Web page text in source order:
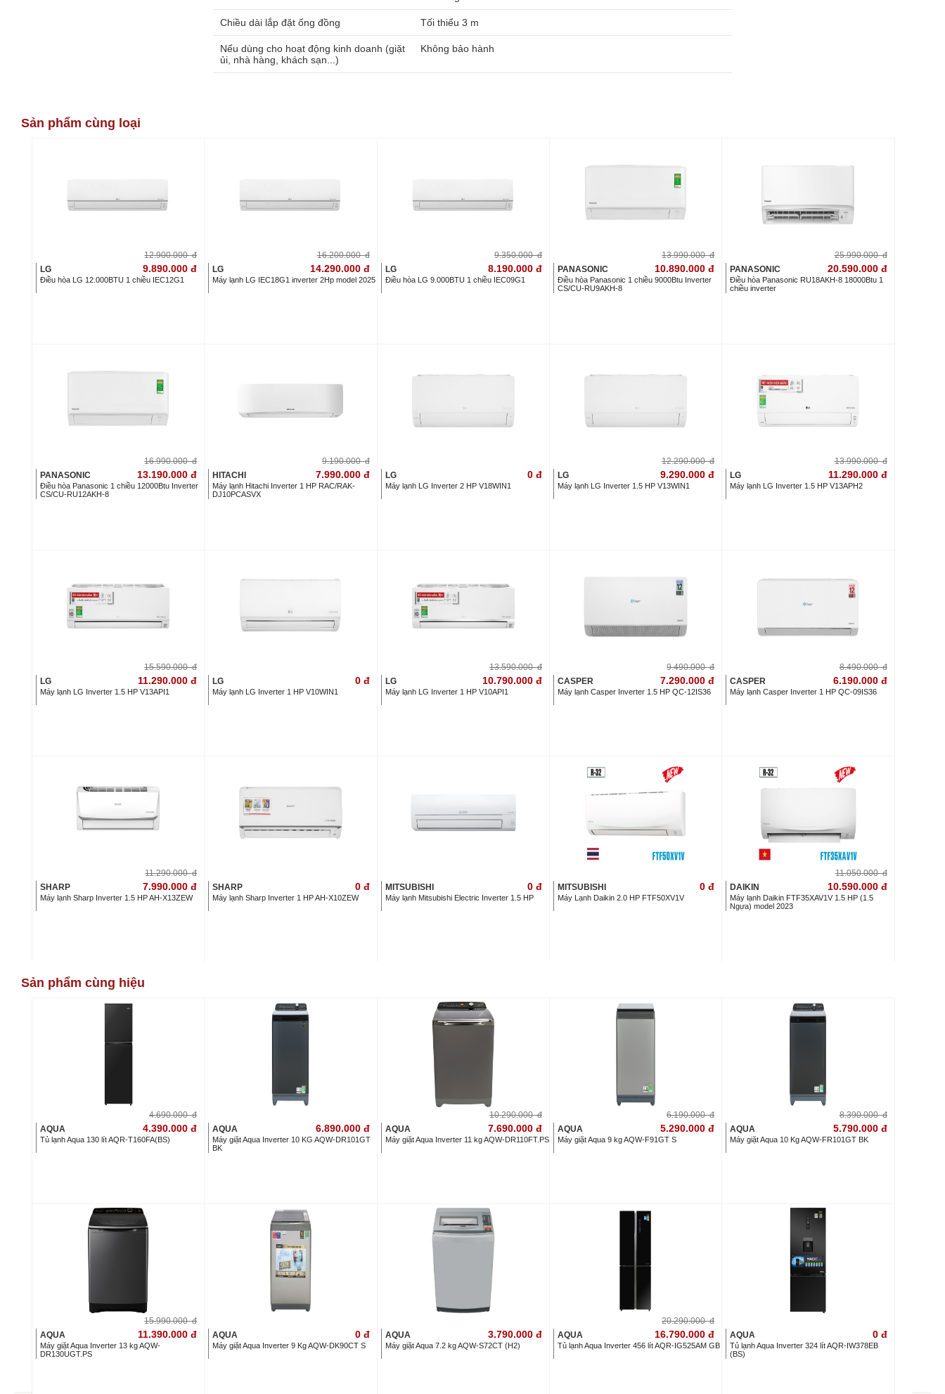
Chiều dài lắp đặt ống đồng Tối thiểu 3 m
Nếu dùng cho hoạt động kinh doanh (giặt
ủi, nhà hàng, khách sạn...)
Không bảo hành
Sản phẩm cùng loại
12.900.000 đ
LG
9.890.000 đ
Điều hòa LG 12.000BTU 1 chiều IEC12G1
16.200.000 đ
LG
14.290.000 đ
Máy lạnh LG IEC18G1 inverter 2Hp model 2025
9.350.000 đ
LG
8.190.000 đ
Điều hòa LG 9.000BTU 1 chiều IEC09G1
13.990.000 đ
PANASONIC
10.890.000 đ
Điều hòa Panasonic 1 chiều 9000Btu Inverter
CS/CU-RU9AKH-8
25.990.000 đ
PANASONIC
20.590.000 đ
Điều hòa Panasonic RU18AKH-8 18000Btu 1
chiều inverter
16.990.000 đ
PANASONIC
13.190.000 đ
Điều hòa Panasonic 1 chiều 12000Btu Inverter
CS/CU-RU12AKH-8
9.190.000 đ
HITACHI
7.990.000 đ
Máy lạnh Hitachi Inverter 1 HP RAC/RAK-
DJ10PCASVX
LG 0 đ
Máy lạnh LG Inverter 2 HP V18WIN1
12.290.000 đ
LG
9.290.000 đ
Máy lạnh LG Inverter 1.5 HP V13WIN1
13.990.000 đ
LG
11.290.000 đ
Máy lạnh LG Inverter 1.5 HP V13APH2
15.590.000 đ
LG
11.290.000 đ
Máy lạnh LG Inverter 1.5 HP V13API1
LG 0 đ
Máy lạnh LG Inverter 1 HP V10WIN1
13.590.000 đ
LG
10.790.000 đ
Máy lạnh LG Inverter 1 HP V10API1
9.490.000 đ
CASPER
7.290.000 đ
Máy lạnh Casper Inverter 1.5 HP QC-12IS36
8.490.000 đ
CASPER
6.190.000 đ
Máy lạnh Casper Inverter 1 HP QC-09IS36
11.290.000 đ
SHARP
7.990.000 đ
Máy lạnh Sharp Inverter 1.5 HP AH-X13ZEW
SHARP 0 đ
Máy lạnh Sharp Inverter 1 HP AH-X10ZEW
MITSUBISHI 0 đ
Máy lạnh Mitsubishi Electric Inverter 1.5 HP
MITSUBISHI 0 đ
Máy Lạnh Daikin 2.0 HP FTF50XV1V
11.050.000 đ
DAIKIN
10.590.000 đ
Máy lạnh Daikin FTF35XAV1V 1.5 HP (1.5
Ngựa) model 2023
Sản phẩm cùng hiệu
4.690.000 đ
AQUA
4.390.000 đ
Tủ lạnh Aqua 130 lít AQR-T160FA(BS)
AQUA 6.890.000 đ
Máy giặt Aqua Inverter 10 KG AQW-DR101GT
BK
10.290.000 đ
AQUA
7.690.000 đ
Máy giặt Aqua Inverter 11 kg AQW-DR110FT.PS
6.190.000 đ
AQUA
5.290.000 đ
Máy giặt Aqua 9 kg AQW-F91GT S
8.390.000 đ
AQUA
5.790.000 đ
Máy giặt Aqua 10 Kg AQW-FR101GT BK
15.990.000 đ
AQUA
11.390.000 đ
Máy giặt Aqua Inverter 13 kg AQW-
DR130UGT.PS
AQUA 0 đ
Máy giặt Aqua Inverter 9 Kg AQW-DK90CT S
AQUA 3.790.000 đ
Máy giặt Aqua 7.2 kg AQW-S72CT (H2)
20.290.000 đ
AQUA
16.790.000 đ
Tủ lạnh Aqua Inverter 456 lít AQR-IG525AM GB
AQUA 0 đ
Tủ lạnh Aqua Inverter 324 lít AQR-IW378EB
(BS)